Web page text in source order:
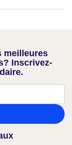
meilleures
Inscrivez-